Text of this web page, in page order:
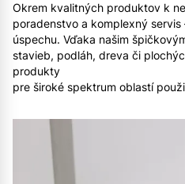
Okrem kvalitných produktov k
poradenstvo a komplexný
úspechu. Vďaka našim
stavieb, podláh, dreva či
produkty
pre široké spektrum oblastí